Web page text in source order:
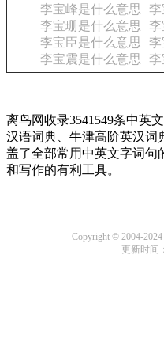
李宝峰是什么意思
李宝珊是什么意思
李宝臣是什么意思
李宝震是什么意思
离鸟网收录3541549条中英
汉语词典、牛津高阶英汉词
盖了全部常用中英文字词句
和写作的有利工具。
Copyright © 2004-
更新时间